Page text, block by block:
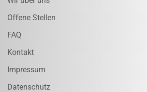
Offene Stellen
FAQ
Kontakt
Impressum
Datenschutz